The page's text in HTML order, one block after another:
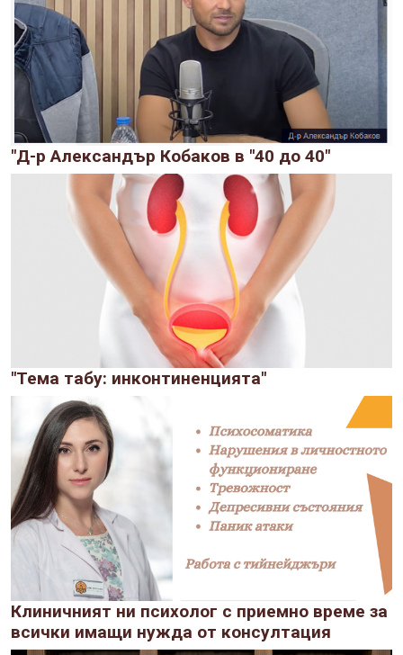
"Д-р Александър Кобаков в "40 до 40"
"Тема табу: инконтиненцията"
Клиничният ни психолог с приемно време за
всички имащи нужда от консултация